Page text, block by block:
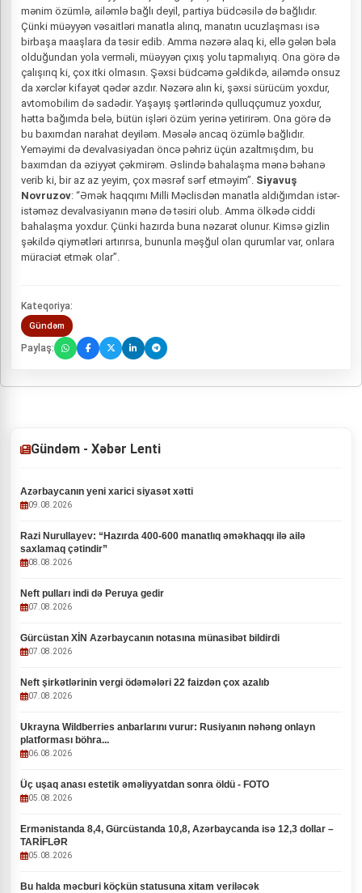
mənim özümlə, ailəmlə bağlı deyil, partiya büdcəsilə də bağlıdır.
Çünki müəyyən vəsaitləri manatla alırıq, manatın ucuzlaşması isə
birbaşa maaşlara da təsir edib. Amma nəzərə alaq ki, ellə gələn bəla
olduğundan yola verməli, müəyyən çıxış yolu tapmalıyıq. Ona görə də
çalışırıq ki, çox itki olmasın. Şəxsi büdcəmə gəldikdə, ailəmdə onsuz
da xərclər kifayət qədər azdır. Nəzərə alın ki, şəxsi sürücüm yoxdur,
avtomobilim də sadədir. Yaşayış şərtlərində qulluqçumuz yoxdur,
hətta bağımda belə, bütün işləri özüm yerinə yetirirəm. Ona görə də
bu baxımdan narahat deyiləm. Məsələ ancaq özümlə bağlıdır.
Yeməyimi də devalvasiyadan öncə pəhriz üçün azaltmışdım, bu
baxımdan da əziyyət çəkmirəm. Əslində bahalaşma mənə bəhanə
verib ki, bir az az yeyim, çox məsrəf sərf etməyim”. Siyavuş
Novruzov: “Əmək haqqımı Milli Məclisdən manatla aldığımdan istər-
istəməz devalvasiyanın mənə də təsiri olub. Amma ölkədə ciddi
bahalaşma yoxdur. Çünki hazırda buna nəzarət olunur. Kimsə gizlin
şəkildə qiymətləri artırırsa, bununla məşğul olan qurumlar var, onlara
müraciət etmək olar”.
Kateqoriya:
Gündəm
Paylaş:
Gündəm - Xəbər Lenti
Azərbaycanın yeni xarici siyasət xətti
09.08.2026
Razi Nurullayev: “Hazırda 400-600 manatlıq əməkhaqqı ilə ailə
saxlamaq çətindir”
08.08.2026
Neft pulları indi də Peruya gedir
07.08.2026
Gürcüstan XİN Azərbaycanın notasına münasibət bildirdi
07.08.2026
Neft şirkətlərinin vergi ödəmələri 22 faizdən çox azalıb
07.08.2026
Ukrayna Wildberries anbarlarını vurur: Rusiyanın nəhəng onlayn
platforması böhra...
06.08.2026
Üç uşaq anası estetik əməliyyatdan sonra öldü - FOTO
05.08.2026
Ermənistanda 8,4, Gürcüstanda 10,8, Azərbaycanda isə 12,3 dollar –
TARİFLƏR
05.08.2026
Bu halda məcburi köçkün statusuna xitam veriləcək